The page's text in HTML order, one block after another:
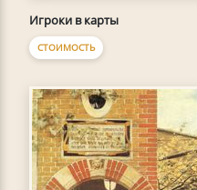
Игроки в карты
СТОИМОСТЬ